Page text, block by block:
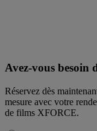
Avez-vous besoin
Réservez dès
mesure avec votre
de films XFORCE.